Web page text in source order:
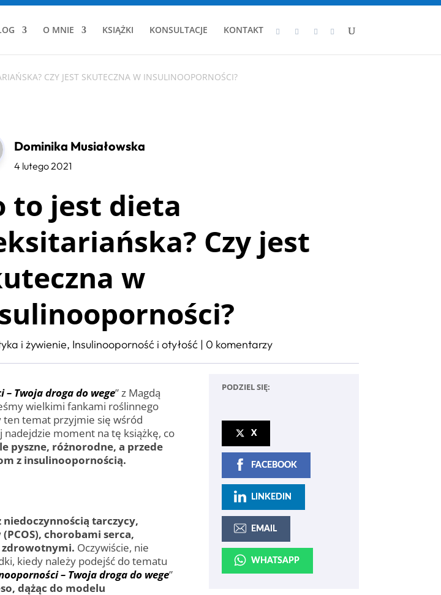
O MNIE KSIĄŻKI KONSULTACJE KONTAKT
CZY JEST SKUTECZNA W INSULINOOPORNOŚCI?
Dominika Musiałowska
4 lutego 2021
to jest dieta
Czy jest
w
i żywienie, Insulinooporność i otyłość | 0 komentarzy
– Twoja droga do wege” z Magdą
wielkimi fankami roślinnego
ten temat przyjmie się wśród
nadejdzie moment na tę książkę, co
pyszne, różnorodne, a przede
z insulinoopornością.
tarczycy,
chorobami serca,
Oczywiście, nie
kiedy należy podejść do tematu
– Twoja droga do wege”
dążąc do modelu
PODZIEL SIĘ:
X
FACEBOOK
LINKEDIN
EMAIL
WHATSAPP